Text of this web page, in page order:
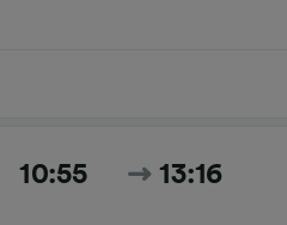
10:55 13:16